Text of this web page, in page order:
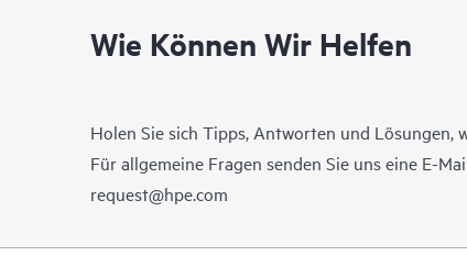
Wie Können Wir Helfen
Holen Sie sich Tipps, Antworten und Lösungen,
Für allgemeine Fragen senden Sie uns eine E-
request@hpe.com